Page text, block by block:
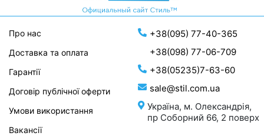
+38(095) 77-40-365
+38(098) 77-06-709
+38(05235)7-63-60
sale@stil.com.ua
Україна, м. Олександрія,
пр Соборний 66, 2 поверх
Про нас
Доставка та оплата
Гарантії
Договір публічної оферти
Умови використання
Вакансії